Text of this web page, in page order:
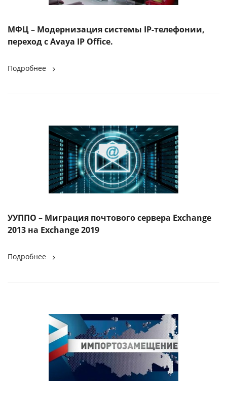
МФЦ – Модернизация системы IP-телефонии,
переход с Avaya IP Office.
Подробнее
УУППО – Миграция почтового сервера Exchange
2013 на Exchange 2019
Подробнее